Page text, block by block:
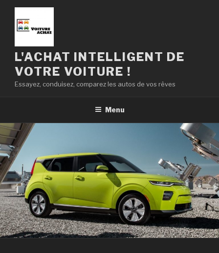
content
L'ACHAT INTELLIGENT DE
VOTRE VOITURE !
Essayez, conduisez, comparez les autos de vos rêves
Menu